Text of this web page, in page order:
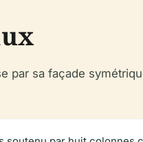
par sa façade